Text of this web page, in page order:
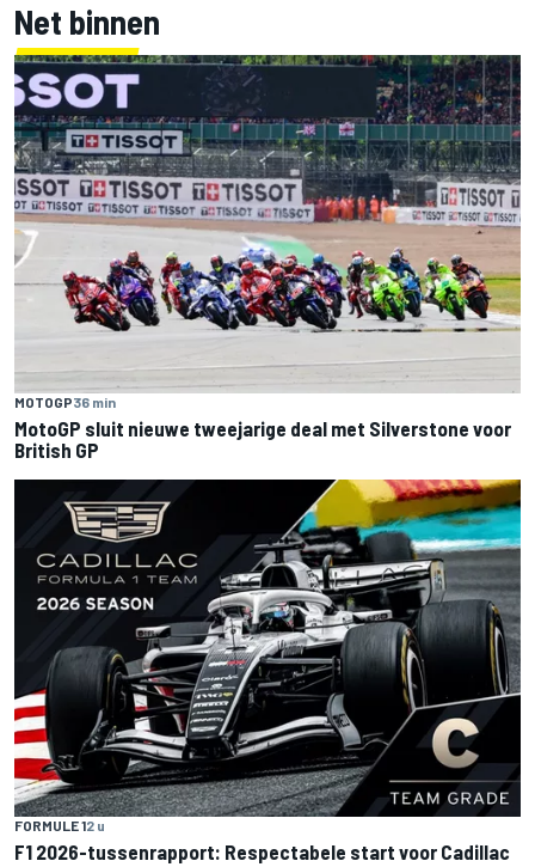
Net binnen
MOTOGP36 min
MotoGP sluit nieuwe tweejarige deal met Silverstone voor
British GP
FORMULE 12 u
F1 2026-tussenrapport: Respectabele start voor Cadillac